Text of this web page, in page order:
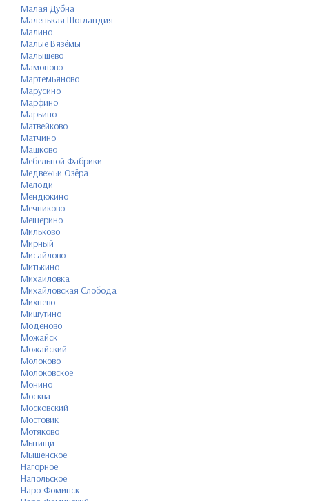
Малая Дубна
Маленькая Шотландия
Малино
Малые Вязёмы
Малышево
Мамоново
Мартемьяново
Марусино
Марфино
Марьино
Матвейково
Матчино
Машково
Мебельной Фабрики
Медвежьи Озёра
Мелоди
Мендюкино
Мечниково
Мещерино
Мильково
Мирный
Мисайлово
Митькино
Михайловка
Михайловская Слобода
Михнево
Мишутино
Моденово
Можайск
Можайский
Молоково
Молоковское
Монино
Москва
Московский
Мостовик
Мотяково
Мытищи
Мышенское
Нагорное
Напольское
Наро-Фоминск